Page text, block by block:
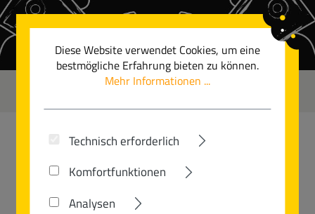
Zum Hauptinhalt springen
T-LINE
Diese Website verwendet Cookies, um eine
bestmögliche Erfahrung bieten zu können.
Mehr Informationen ...
Technisch erforderlich
Komfortfunktionen
Analysen